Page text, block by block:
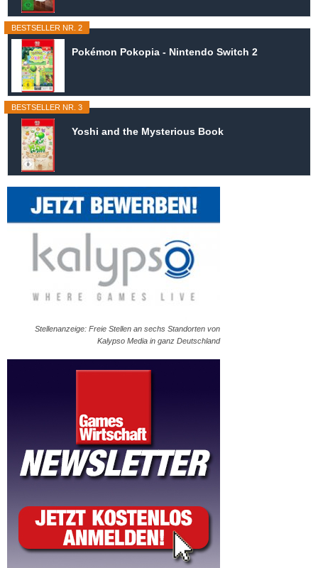
BESTSELLER NR. 2
Pokémon Pokopia - Nintendo Switch 2
BESTSELLER NR. 3
Yoshi and the Mysterious Book
Stellenanzeige: Freie Stellen an sechs Standorten von
Kalypso Media in ganz Deutschland